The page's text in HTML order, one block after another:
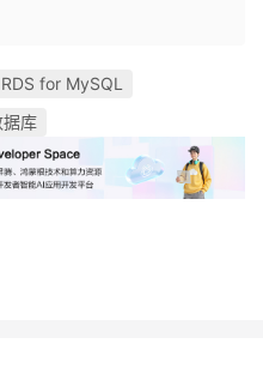
for MySQL
据库